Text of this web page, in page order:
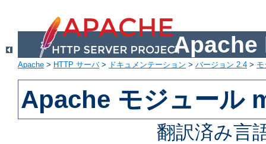
Apache
Apache > HTTP サーバ> ドキュメンテーション > バージョン 2.4 >
Apache モジュール
翻訳済み言